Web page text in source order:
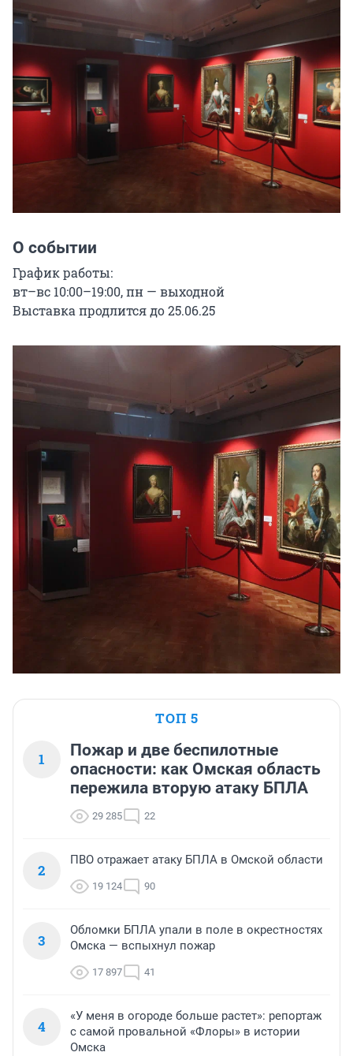
О событии
График работы:
вт–вс 10:00–19:00, пн — выходной
Выставка продлится до 25.06.25
ТОП 5
1
Пожар и две беспилотные
опасности: как Омская область
пережила вторую атаку БПЛА
29 285 22
2
ПВО отражает атаку БПЛА в Омской области
19 124 90
3
Обломки БПЛА упали в поле в окрестностях
Омска — вспыхнул пожар
17 897 41
4
«У меня в огороде больше растет»: репортаж
с самой провальной «Флоры» в истории
Омска